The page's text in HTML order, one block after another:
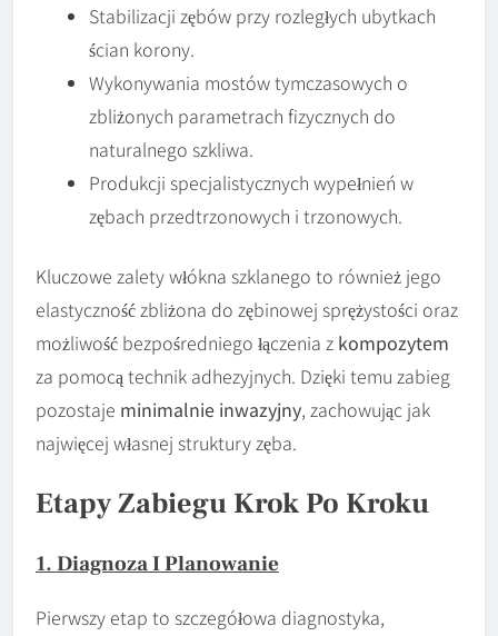
Stabilizacji zębów przy rozległych ubytkach
ścian korony.
Wykonywania mostów tymczasowych o
zbliżonych parametrach fizycznych do
naturalnego szkliwa.
Produkcji specjalistycznych wypełnień w
zębach przedtrzonowych i trzonowych.
Kluczowe zalety włókna szklanego to również jego
elastyczność zbliżona do zębinowej sprężystości oraz
możliwość bezpośredniego łączenia z kompozytem
za pomocą technik adhezyjnych. Dzięki temu zabieg
pozostaje minimalnie inwazyjny, zachowując jak
najwięcej własnej struktury zęba.
Etapy Zabiegu Krok Po Kroku
1. Diagnoza I Planowanie
Pierwszy etap to szczegółowa diagnostyka,